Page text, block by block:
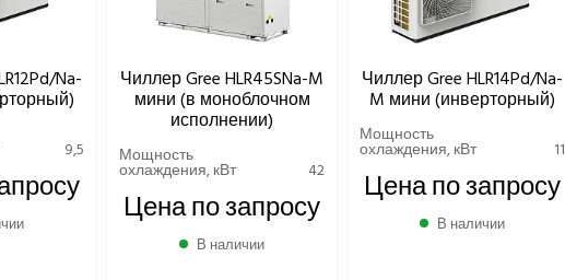
Na-
9,5
Чиллер Gree HLR45SNa-M
мини (в моноблочном
исполнении)
Мощность
охлаждения, кВт 42
Цена по запросу
В наличии
Чиллер Gree HLR14Pd/Na-
M мини (инверторный)
Мощность
охлаждения, кВт 11
Цена по запросу
В наличии